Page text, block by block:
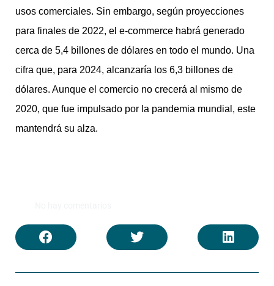
usos comerciales. Sin embargo, según proyecciones
para finales de 2022, el e-commerce habrá generado
cerca de 5,4 billones de dólares en todo el mundo. Una
cifra que, para 2024, alcanzaría los 6,3 billones de
dólares. Aunque el comercio no crecerá al mismo de
2020, que fue impulsado por la pandemia mundial, este
mantendrá su alza.